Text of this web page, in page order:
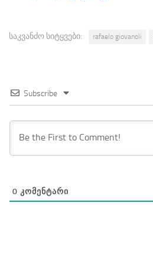
საკვანძო სიტყვები: rafaelo giovanoli
Subscribe
0 ᲙᲝᲛᲔᲜᲢᲐᲠᲘ